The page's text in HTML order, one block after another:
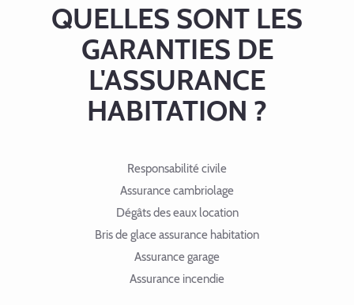
QUELLES SONT LES
GARANTIES DE
L'ASSURANCE
HABITATION ?
Responsabilité civile
Assurance cambriolage
Dégâts des eaux location
Bris de glace assurance habitation
Assurance garage
Assurance incendie